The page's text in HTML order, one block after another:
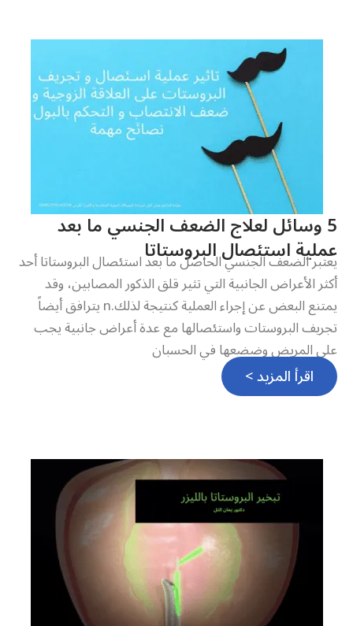
5 وسائل لعلاج الضعف الجنسي ما بعد
عملية استئصال البروستاتا
يعتبر الضعف الجنسي الحاصل ما بعد استئصال البروستاتا أحد
أكثر الأعراض الجانبية التي تثير قلق الذكور المصابين، وقد
يمتنع البعض عن إجراء العملية كنتيجة لذلك.n يترافق أيضاً
تجريف البروستات واستئصالها مع عدة أعراض جانبية يجب
على المريض وضضعها في الحسبان
اقرأ المزيد >